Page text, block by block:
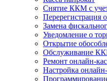
Снятие ККМ с
Перерегистрация
Замена
Уведомление о
Открытие
Обслуживание
Ремонт онлайн-
Настройка